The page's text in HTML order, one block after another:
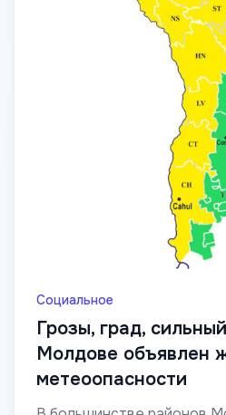
Социальное
Грозы, град,
Молдове объявлен
метеоопасности